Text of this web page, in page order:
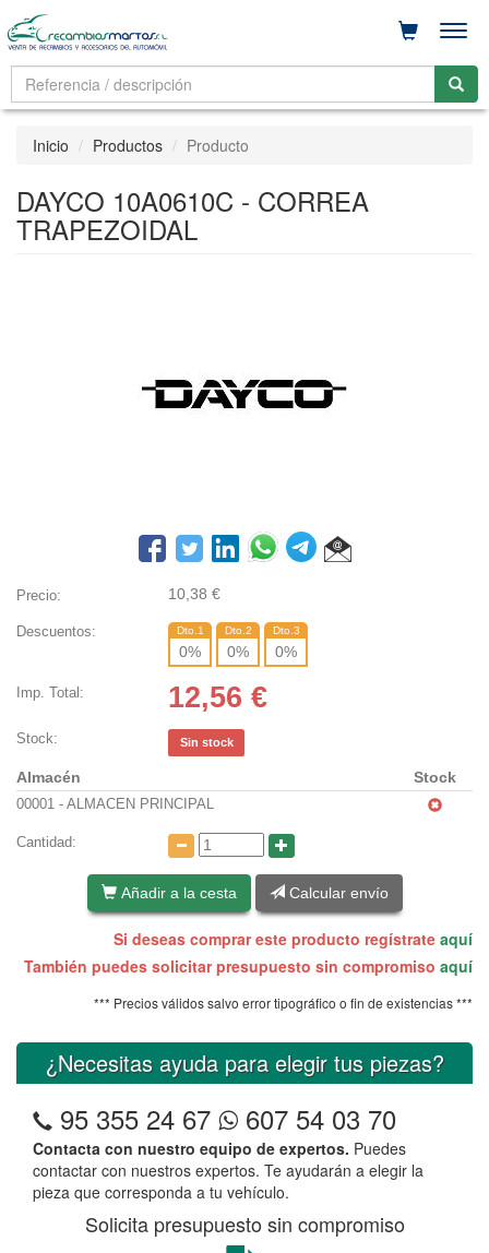
Inicio Productos Producto
DAYCO 10A0610C - CORREA
TRAPEZOIDAL
Precio: 10,38 €
Descuentos: Dto.1
0%
Dto.2
0%
Dto.3
0%
Imp. Total: 12,56 €
Stock: Sin stock
Almacén Stock
00001 - ALMACEN PRINCIPAL
Cantidad:
Añadir a la cesta Calcular envío
Si deseas comprar este producto regístrate aquí
También puedes solicitar presupuesto sin compromiso aquí
*** Precios válidos salvo error tipográfico o fin de existencias ***
¿Necesitas ayuda para elegir tus piezas?
95 355 24 67 607 54 03 70
Contacta con nuestro equipo de expertos. Puedes
contactar con nuestros expertos. Te ayudarán a elegir la
pieza que corresponda a tu vehículo.
Solicita presupuesto sin compromiso